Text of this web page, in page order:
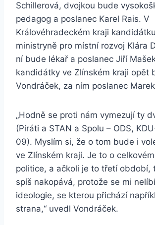
Schillerová, dvojkou bude
pedagog a poslanec Karel Rais. V
Královéhradeckém kraji
ministryně pro místní rozvoj Klára
ní bude lékař a poslanec Jiří
kandidátky ve Zlínském kraji opět
Vondráček, za ním poslanec
„Hodně se proti nám vymezují ty
(Piráti a STAN a Spolu – ODS,
09). Myslím si, že o tom bude i
ve Zlínském kraji. Je to o
politice, a ačkoli je to třetí období,
spíš nakopává, protože se mi
ideologie, se kterou přichází
strana,“ uvedl Vondráček.